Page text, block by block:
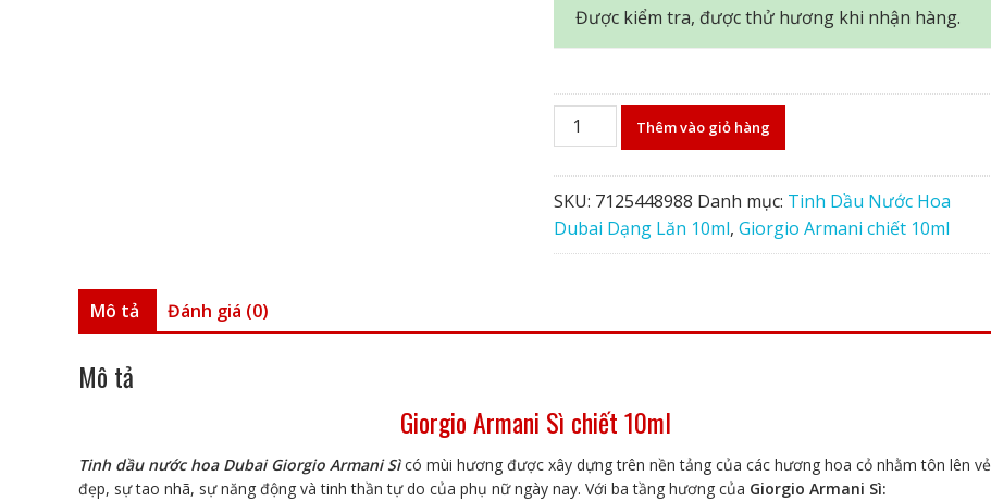
Được kiểm tra, được thử hương khi nhận hàng.
Nước
hoa
Giorgio
Armani
Sì
chiết
dầu
lượng
Thêm vào giỏ hàng
SKU: 7125448988 Danh mục: Tinh Dầu Nước Hoa
Dubai Dạng Lăn 10ml, Giorgio Armani chiết 10ml
Mô tả Đánh giá (0)
Mô tả
Giorgio Armani Sì chiết 10ml
Tinh dầu nước hoa Dubai Giorgio Armani Sìcó mùi hương được xây dựng trên nền tảng của các hương hoa cỏ nhằm tôn lên vẻ
đẹp, sự tao nhã, sự năng động và tinh thần tự do của phụ nữ ngày nay. Với ba tầng hương của Giorgio Armani Sì: